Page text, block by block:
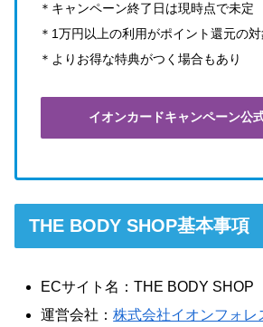
＊キャンペーン終了日は現時点で未定
＊1万円以上の利用がポイント還元の対
＊よりお得な特典がつく場合もあり
イオンカードキャンペーン公
THE BODY SHOP基本事項
ECサイト名：THE BODY SHOP
運営会社：株式会社イオンフォレ